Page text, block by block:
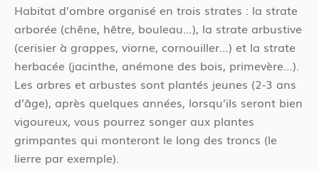
Habitat d’ombre organisé en trois strates : la strate
arborée (chêne, hêtre, bouleau…), la strate arbustive
(cerisier à grappes, viorne, cornouiller…) et la strate
herbacée (jacinthe, anémone des bois, primevère…).
Les arbres et arbustes sont plantés jeunes (2-3 ans
d’âge), après quelques années, lorsqu’ils seront bien
vigoureux, vous pourrez songer aux plantes
grimpantes qui monteront le long des troncs (le
lierre par exemple).